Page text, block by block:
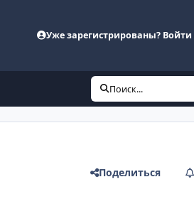
Уже зарегистрированы? Войти
Поиск...
Поделиться